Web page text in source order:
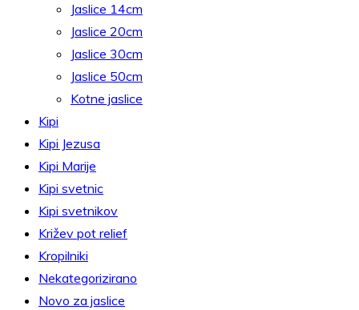
Jaslice 14cm
Jaslice 20cm
Jaslice 30cm
Jaslice 50cm
Kotne jaslice
Kipi
Kipi Jezusa
Kipi Marije
Kipi svetnic
Kipi svetnikov
Križev pot relief
Kropilniki
Nekategorizirano
Novo za jaslice